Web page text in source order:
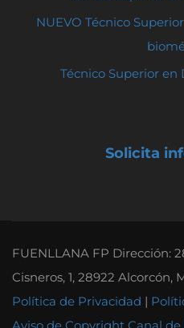
NUEVO Técnico
Técnico Superior en
Solicita
FUENLLANA FP Dirección:
Cisneros, 1, 28922 Alcorcón,
Política de Privacidad |